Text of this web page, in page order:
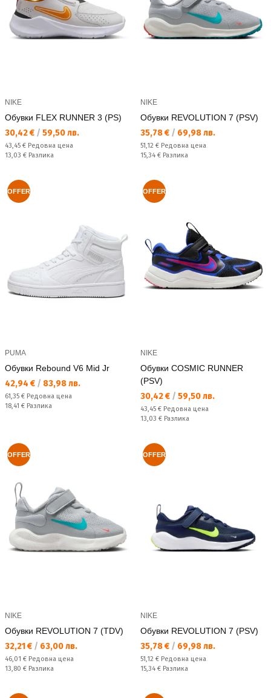
NIKE
Обувки FLEX RUNNER 3 (PS)
Текуща цена:
30,42 € / 59,50 лв.
Редовна цена:
43,45 € Редовна цена
Спестявате:
13,03 € Разлика
NIKE
Обувки REVOLUTION 7 (PSV)
Текуща цена:
35,78 € / 69,98 лв.
Редовна цена:
51,12 € Редовна цена
Спестявате:
15,34 € Разлика
OFFER
PUMA
Обувки Rebound V6 Mid Jr
Текуща цена:
42,94 € / 83,98 лв.
Редовна цена:
61,35 € Редовна цена
Спестявате:
18,41 € Разлика
OFFER
NIKE
Обувки COSMIC RUNNER
(PSV)
Текуща цена:
30,42 € / 59,50 лв.
Редовна цена:
43,45 € Редовна цена
Спестявате:
13,03 € Разлика
OFFER
NIKE
Обувки REVOLUTION 7 (TDV)
Текуща цена:
32,21 € / 63,00 лв.
Редовна цена:
46,01 € Редовна цена
Спестявате:
13,80 € Разлика
OFFER
NIKE
Обувки REVOLUTION 7 (PSV)
Текуща цена:
35,78 € / 69,98 лв.
Редовна цена:
51,12 € Редовна цена
Спестявате:
15,34 € Разлика